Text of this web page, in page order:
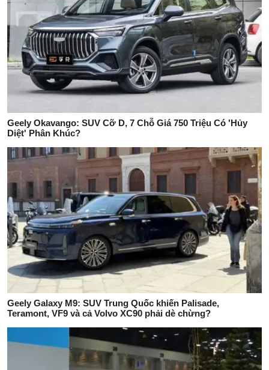
Geely Okavango: SUV Cỡ D, 7 Chỗ Giá 750 Triệu Có 'Hủy
Diệt' Phân Khúc?
Geely Galaxy M9: SUV Trung Quốc khiến Palisade,
Teramont, VF9 và cả Volvo XC90 phải dè chừng?